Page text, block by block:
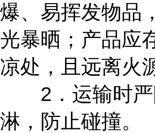
爆、易挥发物品
光暴晒；产品应
凉处，且远离火
2．运输时严
淋，防止碰撞。